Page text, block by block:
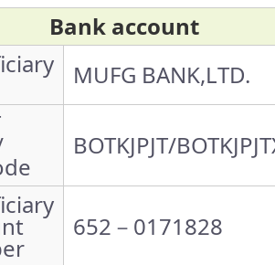
Bank account
MUFG BANK,LTD.
BOTKJPJT/
652－0171828